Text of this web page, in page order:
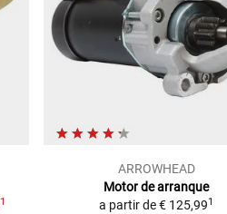
1
ARROWHEAD
Motor de arranque
a partir de€ 125,991